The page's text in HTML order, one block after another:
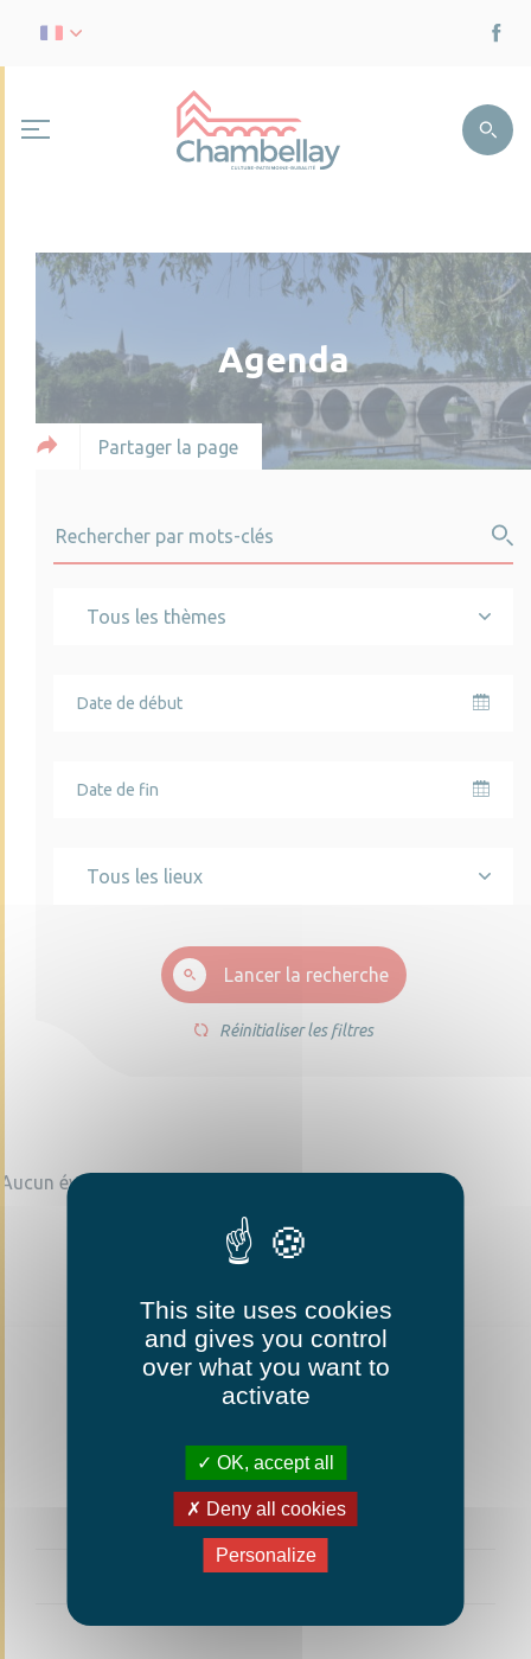
Agenda
Partager la page
Tous les thèmes
Tous les lieux
Lancer la recherche
Réinitialiser les filtres
Aucun événement trouvé
This site uses cookies
and gives you control
over what you want to
activate
OK, accept all
Deny all cookies
Personalize